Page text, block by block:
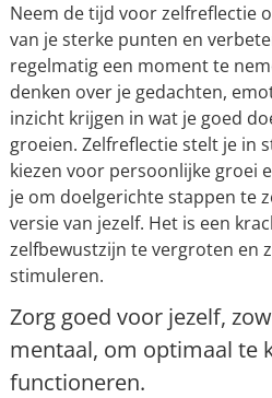
Neem de tijd voor zelfreflectie
van je sterke punten en
regelmatig een moment te
denken over je gedachten,
inzicht krijgen in wat je goed
groeien. Zelfreflectie stelt je in
kiezen voor persoonlijke groei
je om doelgerichte stappen te
versie van jezelf. Het is een
zelfbewustzijn te vergroten en
stimuleren.
Zorg goed voor jezelf,
mentaal, om optimaal te
functioneren.